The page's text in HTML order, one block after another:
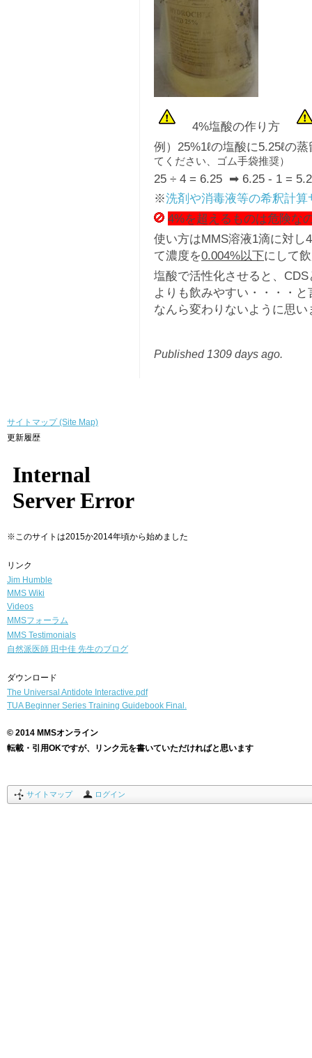
4%塩酸の作り方
例）25%1ℓの塩酸に5.25ℓの
てください、ゴム手袋推奨）
25 ÷ 4 = 6.25 ➡ 6.25 - 1 =
※洗剤や消毒液等の希釈計算
4%を超えるものは危険な
使い方はMMS溶液1滴に対し
て濃度を0.004%以下にして
塩酸で活性化させると、
よりも飲みやすい・・・・
なんら変わりないように思い
Published 1309 days ago.
サイトマップ (Site Map)
更新履歴
※このサイトは2015か2014年頃から始めました
リンク
Jim Humble
MMS Wiki
Videos
MMSフォーラム
MMS Testimonials
自然派医師 田中佳 先生のブログ
ダウンロード
The Universal Antidote Interactive.pdf
TUA Beginner Series Training Guidebook Final.
© 2014 MMSオンライン
転載・引用OKですが、リンク元を書いていただければと思います
サイトマップ ログイン